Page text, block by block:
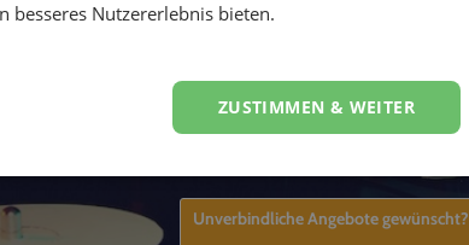
Unverbindliche Angebote gewünscht?
besseres Nutzererlebnis bieten.
ZUSTIMMEN & WEITER